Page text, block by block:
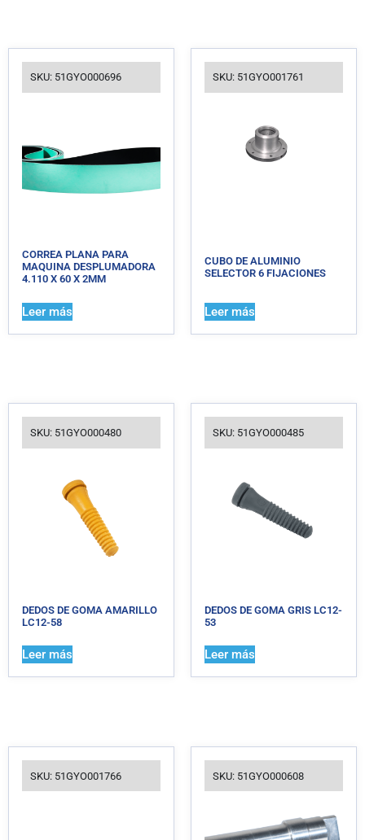
SKU: 51GYO000696
CORREA PLANA PARA
MAQUINA DESPLUMADORA
4.110 X 60 X 2MM
Leer más
SKU: 51GYO001761
CUBO DE ALUMINIO
SELECTOR 6 FIJACIONES
Leer más
SKU: 51GYO000480
DEDOS DE GOMA AMARILLO
LC12-58
Leer más
SKU: 51GYO000485
DEDOS DE GOMA GRIS LC12-
53
Leer más
SKU: 51GYO001766 SKU: 51GYO000608